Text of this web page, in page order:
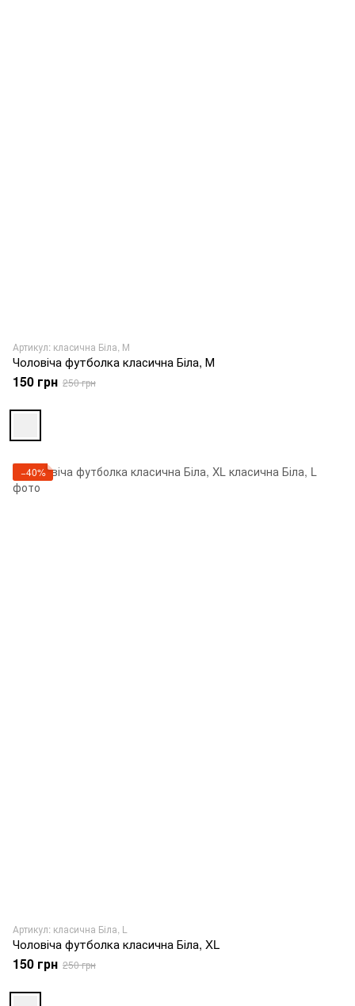
Артикул: класична Біла, М
Чоловіча футболка класична Біла, М
150 грн 250 грн
−40%
Артикул: класична Біла, L
Чоловіча футболка класична Біла, XL
150 грн 250 грн